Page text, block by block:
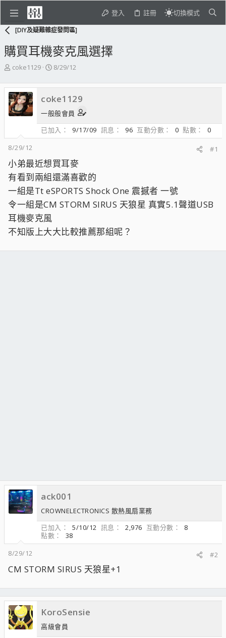
登入 註冊 切換模式
[DIY及疑難雜症發問區]
購買耳機麥克風選擇
主
發
起
人
coke1129
開
日
期
8/29/12
coke1129
一般般會員
已加入
9/17/09 訊息 96 互動分數 0 點數
0
8/29/12
#1
小弟最近想買耳麥
有看到兩組還滿喜歡的
一組是Tt eSPORTS Shock One 震撼者 一號
令一組是CM STORM SIRUS 天狼星 真實5.1聲道USB
耳機麥克風
不知版上大大比較推薦那組呢？
ack001
CROWNELECTRONICS 散熱風扇業務
已加入
5/10/12 訊息 2,976 互動分數
8
點數
38
8/29/12
#2
CM STORM SIRUS 天狼星+1
KoroSensie
高級會員